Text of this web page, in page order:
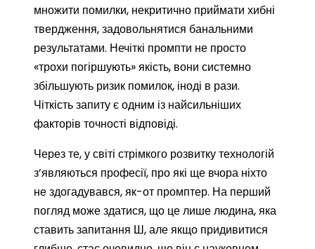
множити помилки, некритично приймати хибні
твердження, задовольнятися банальними
результатами. Нечіткі промпти не просто
«трохи погіршують» якість, вони системно
збільшують ризик помилок, іноді в рази.
Чіткість запиту є одним із найсильніших
факторів точності відповіді.
Через те, у світі стрімкого розвитку технологій
з’являються професії, про які ще вчора ніхто
не здогадувався, як-от промптер. На перший
погляд може здатися, що це лише людина, яка
ставить запитання Ш, але якщо придивитися